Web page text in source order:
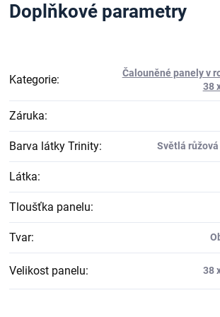
Doplňkové parametry
Kategorie:
Čalouněné panely v
38
Záruka:
Barva látky Trinity: Světlá
Látka:
Tloušťka panelu:
Tvar:
Velikost panelu: 38